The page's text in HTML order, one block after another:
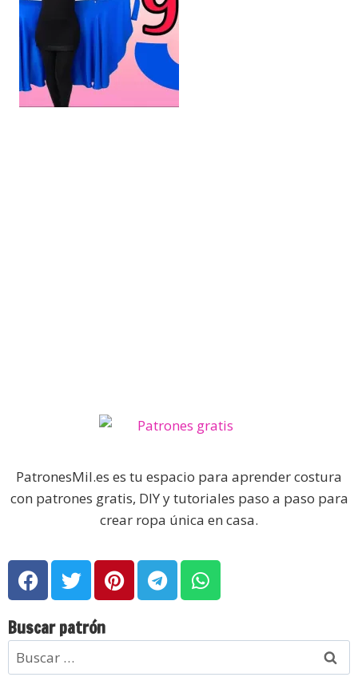
PatronesMil.es es tu espacio para aprender costura
con patrones gratis, DIY y tutoriales paso a paso para
crear ropa única en casa.
Buscar patrón